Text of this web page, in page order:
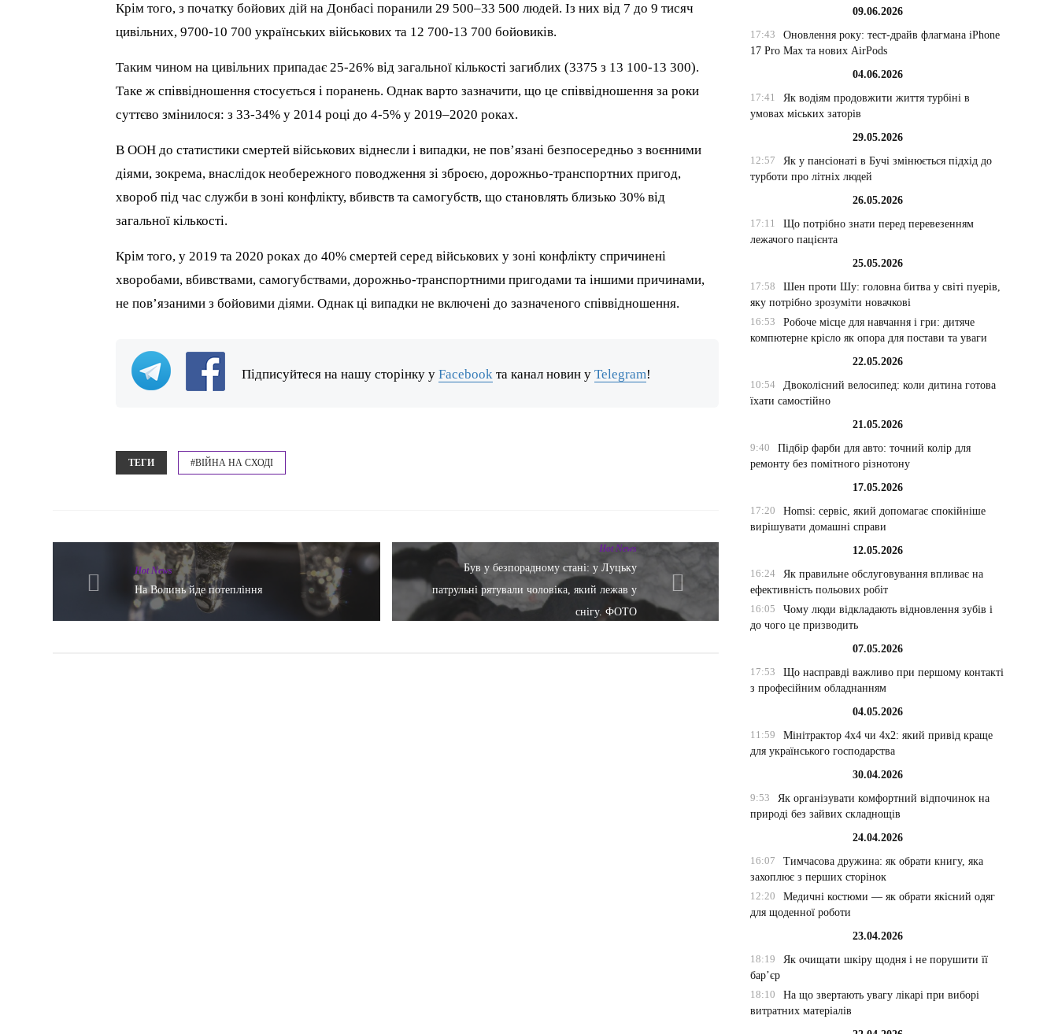
Крім того, з початку бойових дій на Донбасі поранили 29 500–33 500 людей. Із них від 7 до 9 тисяч
цивільних, 9700-10 700 українських військових та 12 700-13 700 бойовиків.
Таким чином на цивільних припадає 25-26% від загальної кількості загиблих (3375 з 13 100-13 300).
Таке ж співвідношення стосується і поранень. Однак варто зазначити, що це співвідношення за роки
суттєво змінилося: з 33-34% у 2014 році до 4-5% у 2019–2020 роках.
В ООН до статистики смертей військових віднесли і випадки, не пов’язані безпосередньо з воєнними
діями, зокрема, внаслідок необережного поводження зі зброєю, дорожньо-транспортних пригод,
хвороб під час служби в зоні конфлікту, вбивств та самогубств, що становлять близько 30% від
загальної кількості.
Крім того, у 2019 та 2020 роках до 40% смертей серед військових у зоні конфлікту спричинені
хворобами, вбивствами, самогубствами, дорожньо-транспортними пригодами та іншими причинами,
не пов’язаними з бойовими діями. Однак ці випадки не включені до зазначеного співвідношення.
Підписуйтеся на нашу сторінку уFacebook та канал новин уTelegram!
ТЕГИ #ВІЙНА НА СХОДІ
Hot News
На Волинь йде потепління
Hot News
Був у безпорадному стані: у Луцьку
патрульні рятували чоловіка, який лежав у
снігу. ФОТО
09.06.2026
17:43
Оновлення року: тест-драйв флагмана iPhone
17 Pro Max та нових AirPods
04.06.2026
17:41
Як водіям продовжити життя турбіні в
умовах міських заторів
29.05.2026
12:57
Як у пансіонаті в Бучі змінюється підхід до
турботи про літніх людей
26.05.2026
17:11
Що потрібно знати перед перевезенням
лежачого пацієнта
25.05.2026
17:58
Шен проти Шу: головна битва у світі пуерів,
яку потрібно зрозуміти новачкові
16:53
Робоче місце для навчання і гри: дитяче
компютерне крісло як опора для постави та уваги
22.05.2026
10:54
Двоколісний велосипед: коли дитина готова
їхати самостійно
21.05.2026
9:40
Підбір фарби для авто: точний колір для
ремонту без помітного різнотону
17.05.2026
17:20
Homsi: сервіс, який допомагає спокійніше
вирішувати домашні справи
12.05.2026
16:24
Як правильне обслуговування впливає на
ефективність польових робіт
16:05
Чому люди відкладають відновлення зубів і
до чого це призводить
07.05.2026
17:53
Що насправді важливо при першому контакті
з професійним обладнанням
04.05.2026
11:59
Мінітрактор 4х4 чи 4х2: який привід краще
для українського господарства
30.04.2026
9:53
Як організувати комфортний відпочинок на
природі без зайвих складнощів
24.04.2026
16:07
Тимчасова дружина: як обрати книгу, яка
захоплює з перших сторінок
12:20
Медичні костюми — як обрати якісний одяг
для щоденної роботи
23.04.2026
18:19
Як очищати шкіру щодня і не порушити її
бар’єр
18:10
На що звертають увагу лікарі при виборі
витратних матеріалів